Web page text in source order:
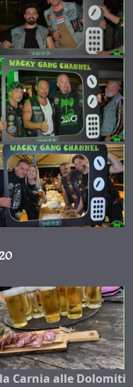
Carnia alle Dolomiti